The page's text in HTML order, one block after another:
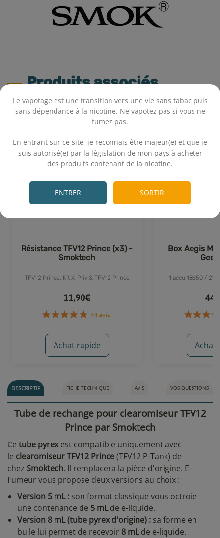
Le vapotage est une transition vers une vie sans tabac puis
sans dépendance à la nicotine. Ne vapotez pas si vous ne
fumez pas.
En entrant sur ce site, je reconnais être majeur(e) et que je
suis autorisé(e) par la législation de mon pays à acheter
des produits contenant de la nicotine.
ENTRER SORTIR
Produits associés
Résistance TFV12 Prince (x3) -
Smoktech
TFV12 Prince, Kit X-Priv & TFV12 Prince
11,90€
44 avis
Achat rapide
Box Aegis
1 accu 18650 /
Achat
DESCRIPTIF FICHE TECHNIQUE AVIS VOS QUESTIONS
Tube de rechange pour clearomiseur TFV12
Prince par Smoktech
Ce tube pyrexest compatible uniquement avec
le clearomiseur TFV12 Prince(TFV12 P-Tank) de
chez Smoktech. Il remplacera la pièce d'origine. E-
Fumeur vous propose deux versions au choix :
Version 5 mL : son format classique vous octroie
une contenance de 5 mLde e-liquide.
Version 8 mL (tube pyrex d'origine) : sa forme en
bulle lui permet de recevoir 8 mLde e-liquide.